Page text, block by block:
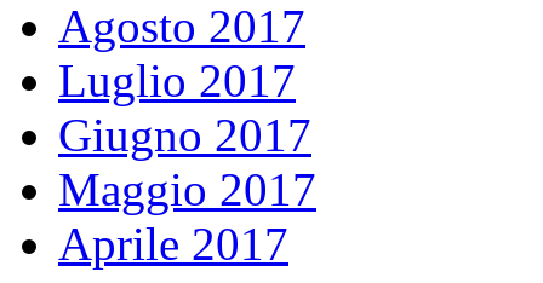
Agosto 2017
Luglio 2017
Giugno 2017
Maggio 2017
Aprile 2017